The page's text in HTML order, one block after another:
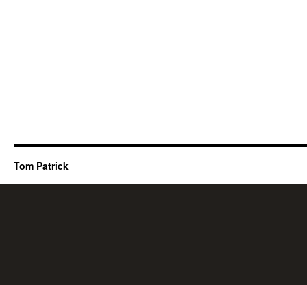
Tom Patrick